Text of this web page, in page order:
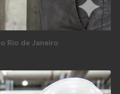
Rio de Janeiro